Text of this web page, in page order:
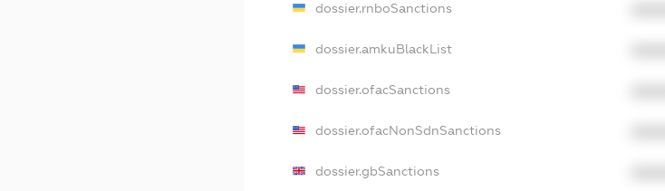
dossier.rnboSanctions
dossier.amkuBlackList
dossier.ofacSanctions
dossier.ofacNonSdnSanctions
dossier.gbSanctions